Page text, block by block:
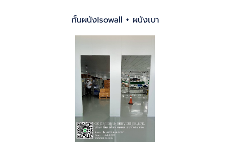
กั้นผนังIsowall + ผนังเบา